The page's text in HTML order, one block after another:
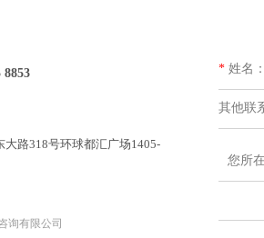
8853
大路318号环球都汇广场1405-
询有限公司
* 姓名：
其他联
您所